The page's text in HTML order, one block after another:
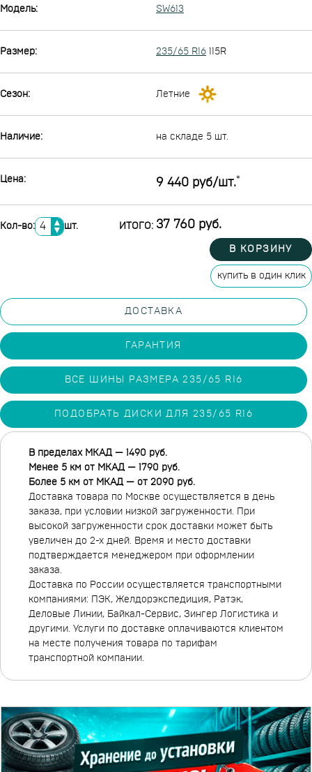
Модель: SW613
Размер: 235/65 R16 115R
Сезон: Летние
Наличие: на складе 5 шт.
Цена: 9 440 руб/шт.*
Кол-во: ▲
▼ шт. ИТОГО: 37 760 руб.
В КОРЗИНУ
купить в один клик
ДОСТАВКА
ГАРАНТИЯ
ВСЕ ШИНЫ РАЗМЕРА 235/65 R16
ПОДОБРАТЬ ДИСКИ ДЛЯ 235/65 R16
В пределах МКАД — 1490 руб.
Менее 5 км от МКАД — 1790 руб.
Более 5 км от МКАД — от 2090 руб.
Доставка товара по Москве осуществляется в день
заказа, при условии низкой загруженности. При
высокой загруженности срок доставки может быть
увеличен до 2-х дней. Время и место доставки
подтверждается менеджером при оформлении
заказа.
Доставка по России осуществляется транспортными
компаниями: ПЭК, Желдорэкспедиция, Ратэк,
Деловые Линии, Байкал-Сервис, Зингер Логистика и
другими. Услуги по доставке оплачиваются клиентом
на месте получения товара по тарифам
транспортной компании.